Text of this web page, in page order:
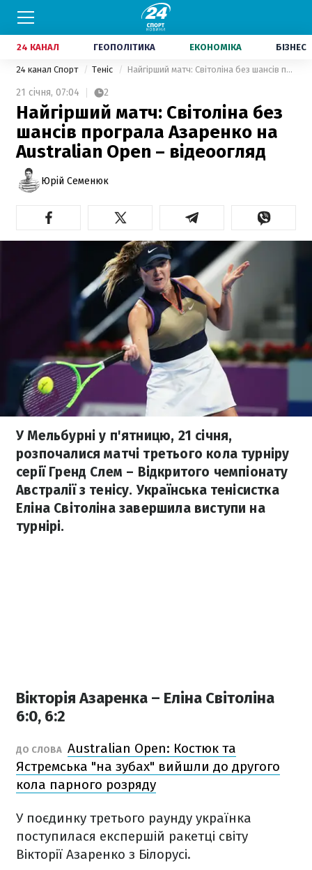
24 КАНАЛ ГЕОПОЛІТИКА ЕКОНОМІКА БІЗНЕС
24 канал Спорт Теніс Найгірший матч: Світоліна без шансів програла Азаренко на Australian Open – відеоогляд
21 січня, 07:04 2
Найгірший матч: Світоліна без
шансів програла Азаренко на
Australian Open – відеоогляд
Юрій Семенюк
У Мельбурні у п'ятницю, 21 січня,
розпочалися матчі третього кола турніру
серії Гренд Слем – Відкритого чемпіонату
Австралії з тенісу. Українська тенісистка
Еліна Світоліна завершила виступи на
турнірі.
Вікторія Азаренка – Еліна Світоліна
6:0, 6:2
ДО СЛОВА Australian Open: Костюк та
Ястремська "на зубах" вийшли до другого
кола парного розряду
У поєдинку третього раунду українка
поступилася експершій ракетці світу
Вікторії Азаренко з Білорусі.